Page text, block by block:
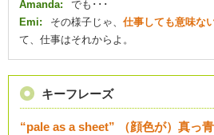
Amanda:
でも･･･
Emi:
その様子じゃ、 仕事しても意味な
て、仕事はそれからよ。
キーフレーズ
“pale as a sheet” （顔色が）真っ青